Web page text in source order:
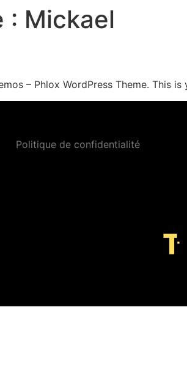
: Mickael
– Phlox WordPress Theme. This
Politique de confidentialité